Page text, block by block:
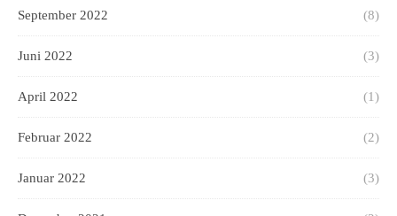
September 2022 (8)
Juni 2022 (3)
April 2022 (1)
Februar 2022 (2)
Januar 2022 (3)